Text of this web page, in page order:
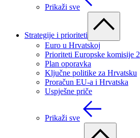
Prikaži sve
Strategije i prioriteti
Euro u Hrvatskoj
Prioriteti Europske komisije
Plan oporavka
Ključne politike za Hrvatsku
Proračun EU-a i Hrvatska
Uspješne priče
Prikaži sve